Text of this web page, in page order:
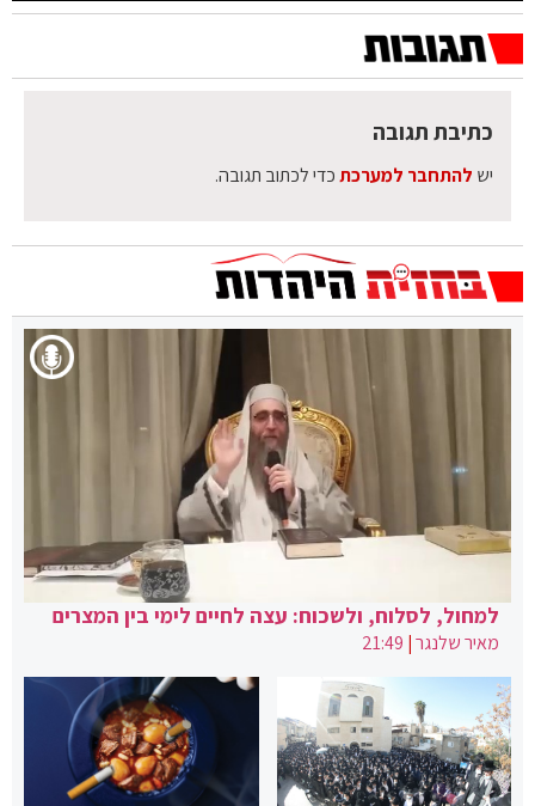
כתיבת תגובה
יש להתחבר למערכתכדי לכתוב תגובה.
למחול, לסלוח, ולשכוח: עצה לחיים לימי בין המצרים
מאיר שלנגר|
21:49